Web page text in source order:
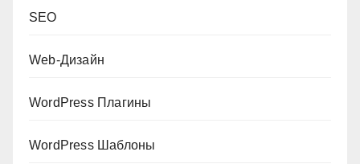
SEO
Web-Дизайн
WordPress Плагины
WordPress Шаблоны